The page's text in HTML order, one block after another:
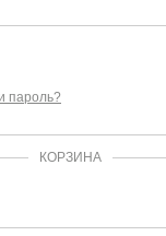
пароль?
КОРЗИНА